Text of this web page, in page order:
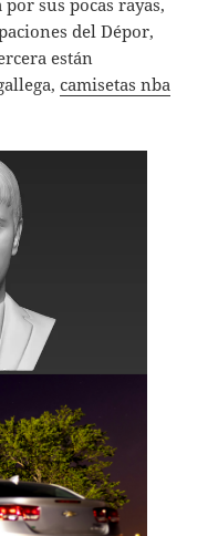
sus pocas rayas,
del Dépor,
están
camisetas nba